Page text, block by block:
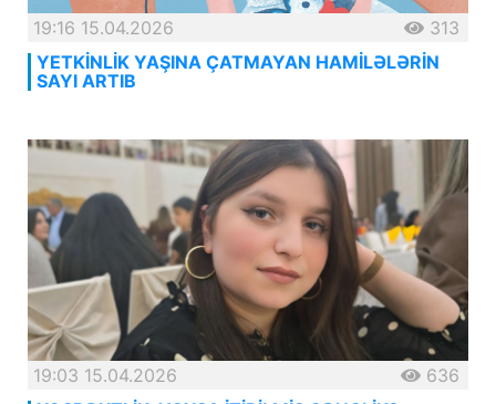
19:16 15.04.2026
313
YETKİNLİK YAŞINA ÇATMAYAN HAMİLƏLƏRİN
SAYI ARTIB
19:03 15.04.2026
636